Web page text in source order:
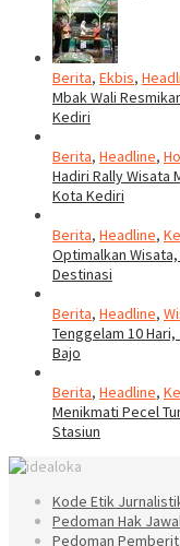
Berita, Ekbis,
Mbak Wali
Kediri
Berita, Headline,
Hadiri Rally Wisata
Kota Kediri
Berita, Headline,
Optimalkan
Destinasi
Berita, Headline,
Tenggelam 10
Bajo
Berita, Headline,
Menikmati Pecel
Stasiun
Kode Etik
Pedoman Hak
Pedoman